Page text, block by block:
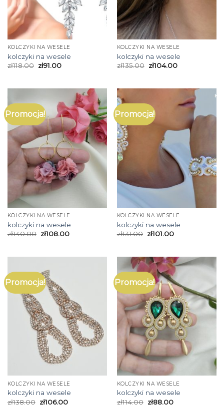
KOLCZYKI NA WESELE
kolczyki na wesele
zł118.00 zł91.00
KOLCZYKI NA WESELE
kolczyki na wesele
zł135.00 zł104.00
Promocja!
KOLCZYKI NA WESELE
kolczyki na wesele
zł140.00 zł108.00
Promocja!
KOLCZYKI NA WESELE
kolczyki na wesele
zł131.00 zł101.00
Promocja!
KOLCZYKI NA WESELE
kolczyki na wesele
zł138.00 zł106.00
Promocja!
KOLCZYKI NA WESELE
kolczyki na wesele
zł114.00 zł88.00